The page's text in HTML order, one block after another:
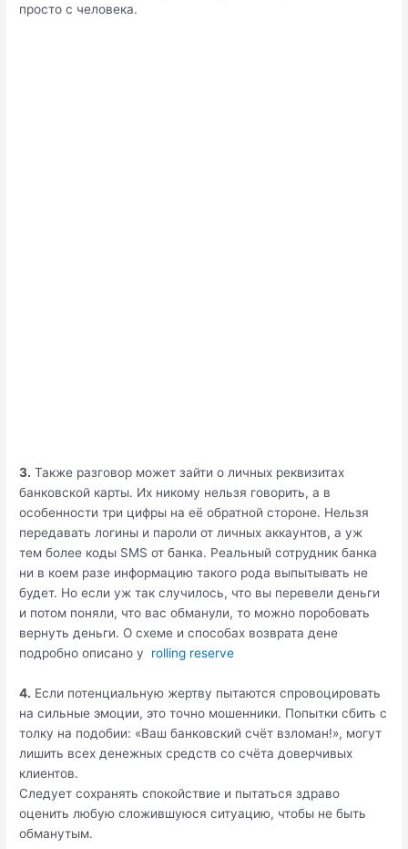
просто с человека.
3. Также разговор может зайти о личных реквизитах
банковской карты. Их никому нельзя говорить, а в
особенности три цифры на её обратной стороне. Нельзя
передавать логины и пароли от личных аккаунтов, а уж
тем более коды SMS от банка. Реальный сотрудник банка
ни в коем разе информацию такого рода выпытывать не
будет. Но если уж так случилось, что вы перевели деньги
и потом поняли, что вас обманули, то можно поробовать
вернуть деньги. О схеме и способах возврата дене
подробно описано у rolling reserve
4. Если потенциальную жертву пытаются спровоцировать
на сильные эмоции, это точно мошенники. Попытки сбить с
толку на подобии: «Ваш банковский счёт взломан!», могут
лишить всех денежных средств со счёта доверчивых
клиентов.
Следует сохранять спокойствие и пытаться здраво
оценить любую сложившуюся ситуацию, чтобы не быть
обманутым.